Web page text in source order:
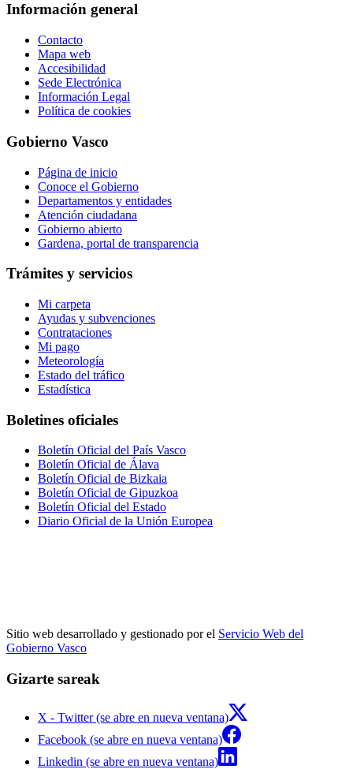
Información general
Contacto
Mapa web
Accesibilidad
Sede Electrónica
Información Legal
Política de cookies
Gobierno Vasco
Página de inicio
Conoce el Gobierno
Departamentos y entidades
Atención ciudadana
Gobierno abierto
Gardena, portal de transparencia
Trámites y servicios
Mi carpeta
Ayudas y subvenciones
Contrataciones
Mi pago
Meteorología
Estado del tráfico
Estadística
Boletines oficiales
Boletín Oficial del País Vasco
Boletín Oficial de Álava
Boletín Oficial de Bizkaia
Boletín Oficial de Gipuzkoa
Boletín Oficial del Estado
Diario Oficial de la Unión Europea
Sitio web desarrollado y gestionado por el Servicio Web del
Gobierno Vasco
Gizarte sareak
X - Twitter (se abre en nueva ventana)
Facebook (se abre en nueva ventana)
Linkedin (se abre en nueva ventana)